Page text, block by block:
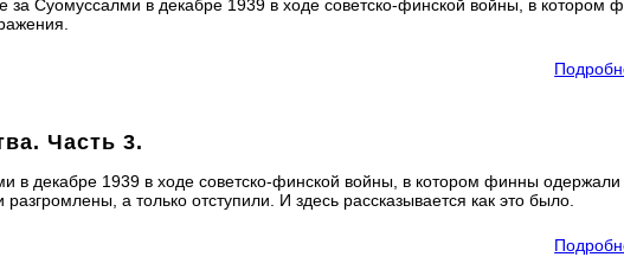
за Суомуссалми в декабре 1939 в ходе советско-финской войны, в котором
Часть 3.
в декабре 1939 в ходе советско-финской войны, в котором финны одержали
а только отступили. И здесь рассказывается как это было.